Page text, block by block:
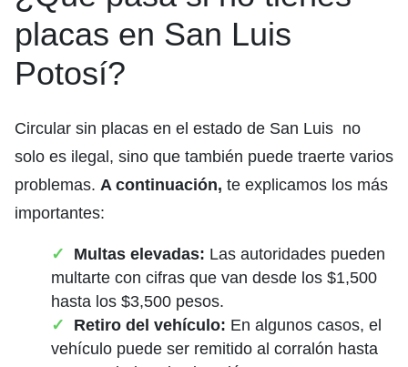
placas en San Luis
Potosí?
Circular sin placas en el estado de San Luis no
solo es ilegal, sino que también puede traerte varios
problemas. A continuación, te explicamos los más
importantes:
Multas elevadas: Las autoridades pueden
multarte con cifras que van desde los $1,500
hasta los $3,500 pesos.
Retiro del vehículo: En algunos casos, el
vehículo puede ser remitido al corralón hasta